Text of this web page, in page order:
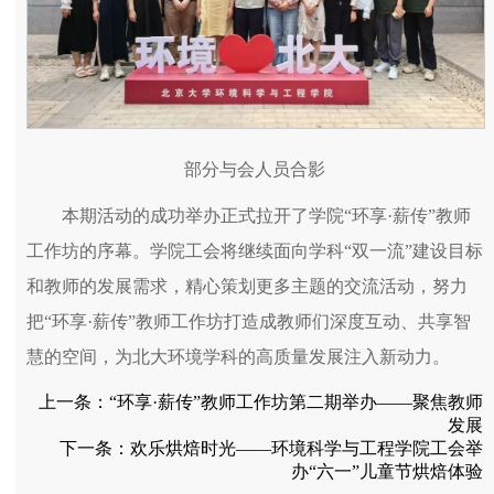
部分与会人员合影
本期活动的成功举办正式拉开了学院“环享·薪传”教师
工作坊的序幕。学院工会将继续面向学科“双一流”建设目标
和教师的发展需求，精心策划更多主题的交流活动，努力
把“环享·薪传”教师工作坊打造成教师们深度互动、共享智
慧的空间，为北大环境学科的高质量发展注入新动力。
上一条： “环享·薪传”教师工作坊第二期举办——聚焦教师
发展
下一条： 欢乐烘焙时光——环境科学与工程学院工会举
办“六一”儿童节烘焙体验